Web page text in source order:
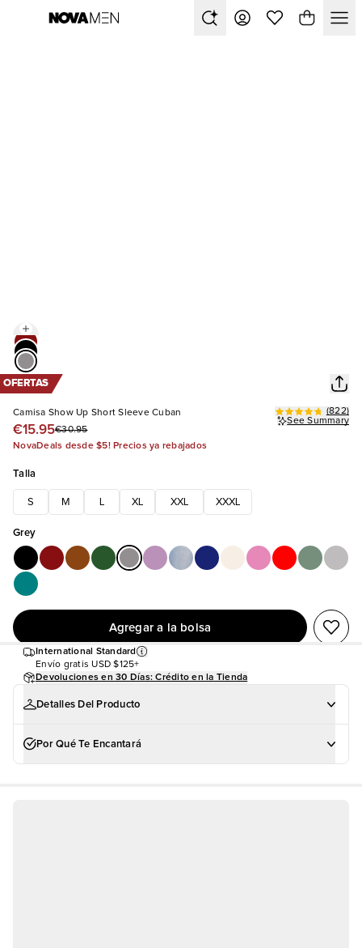
OFERTAS
Camisa Show Up Short Sleeve Cuban
€15.95€30.95
(822)
See Summary
NovaDeals desde $5! Precios ya rebajados
Talla
S M XL XXL XXXL
Grey
Agregar a la bolsa
International Standard
Envío gratis USD $125+
Devoluciones en 30 Días: Crédito en la Tienda
Detalles Del Producto
Por Qué Te Encantará